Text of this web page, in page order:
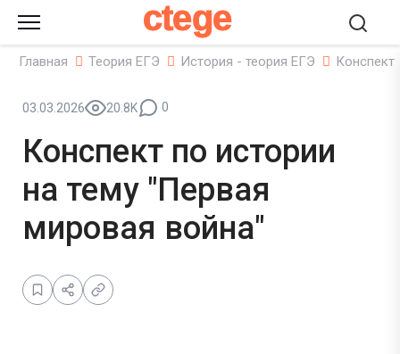
ctege
Главная Теория ЕГЭ История - теория ЕГЭ Конспект
03.03.2026 20.8K 0
Конспект по истории
на тему "Первая
мировая война"